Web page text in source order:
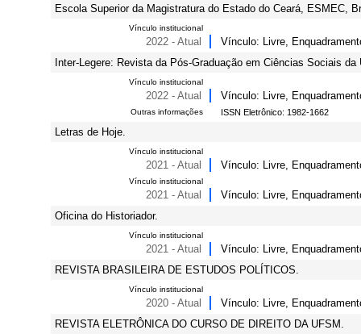
Escola Superior da Magistratura do Estado do Ceará, ESMEC,
Vínculo institucional
2022 - Atual
Vínculo: Livre,
Inter-Legere: Revista da Pós-Graduação em Ciências Sociais da
Vínculo institucional
2022 - Atual Vínculo: Livre,
Outras informações ISSN Eletrônico: 1982-1662
Letras de Hoje.
Vínculo institucional
2021 - Atual Vínculo: Livre,
Vínculo institucional
2021 - Atual
Vínculo: Livre,
Oficina do Historiador.
Vínculo institucional
2021 - Atual
Vínculo: Livre,
REVISTA BRASILEIRA DE ESTUDOS POLÍTICOS.
Vínculo institucional
2020 - Atual
Vínculo: Livre,
REVISTA ELETRÔNICA DO CURSO DE DIREITO DA UFSM.